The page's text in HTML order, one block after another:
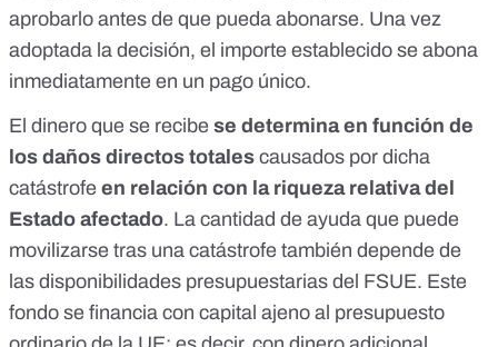
aprobarlo antes de que pueda abonarse. Una vez
adoptada la decisión, el importe establecido se abona
inmediatamente en un pago único.
El dinero que se recibe se determinaen función de
los daños directos totales causados ​​por dicha
catástrofe en relación con la riqueza relativa del
Estado afectado. La cantidad de ayuda que puede
movilizarse tras una catástrofe también depende de
las disponibilidades presupuestarias del FSUE. Este
fondo se financia con capital ajeno al presupuesto